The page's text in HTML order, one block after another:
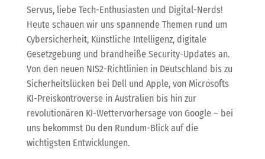
Servus, liebe Tech-Enthusiasten und Digital-Nerds!
Heute schauen wir uns spannende Themen rund um
Cybersicherheit, Künstliche Intelligenz, digitale
Gesetzgebung und brandheiße Security-Updates an.
Von den neuen NIS2-Richtlinien in Deutschland bis zu
Sicherheitslücken bei Dell und Apple, von Microsofts
KI-Preiskontroverse in Australien bis hin zur
revolutionären KI-Wettervorhersage von Google – bei
uns bekommst Du den Rundum-Blick auf die
wichtigsten Entwicklungen.